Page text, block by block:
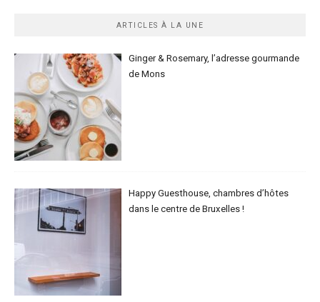
ARTICLES À LA UNE
Ginger & Rosemary, l’adresse gourmande
de Mons
Happy Guesthouse, chambres d’hôtes
dans le centre de Bruxelles !